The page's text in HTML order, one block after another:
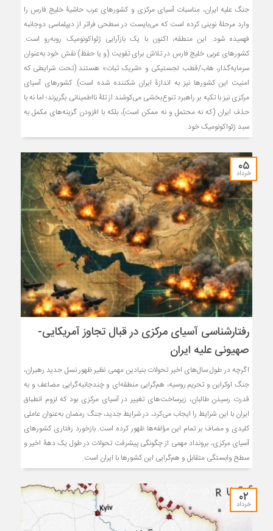
جنگ علیه ایران، مناسبات آسیای مرکزی و کشورهای عرب حاشیۀ خلیج فارس را
وارد مرحلۀ نوینی کرده است که می‌بایست در سطحی فراتر از دیپلماسی دوجانبه
فهمیده شود. این منطقه، اکنون با یک بازآرایی ژئواکونومیک روبه‌رو است.
کشورهای عربی خلیج فارس در تلاش برای تقویت (و یا حفظ) نقش خود به‌عنوان
سرمایه‌گذار، هاب/قطب لجستیکی و «شریک ثبات» هستند (تحت شرایطی که
امنیت این کشورها نیز به اندازۀ ایران شکننده شده است). کشورهای آسیای
مرکزی نیز با تکیه بر راهبرد تنوع‌بخشی می‌کوشند از تلۀ نااطمینانی بگریزند؛ اما نه با
حذف ایران (که نه محتمل و نه ممکن است)، بلکه با افزودن گزینه‌های مکمل به
سبد ژئواکونومیک خود.
۰۵
خرداد
رفتارشناسی آسیای مرکزی در قبال تجاوز آمریکایی-
صهیونی علیه ایران
اگرچه در طول سال‌های اخیر تحولات بنیادین مهمی نظیر ظهور نسل جدید رهبران،
جنگ اوکراین و تحریم روسیه، هم‌گرایی منطقه‌ای و چندجانبه‌گرایی مضاعف و به
قدرت رسیدن طالبان، زیرساخت‌های تغییر در آسیای مرکزی بود که لزوم انطباق
ایران با این شرایط را ایجاب می‌کرد، در شرایط جدید، جنگ رمضان به‌عنوان عاملی
کلیدی و مضاف بر تمام این مؤلفه‌ها ظهور کرده است. بازخورد رفتاری کشورهای
آسیای مرکزی، برونداد مهمی از چگونگی پیشرفت تحولات در طول یک دهۀ اخیر و
سطح وابستگی متقابل و هم‌گرایی این کشورها با ایران است.
۰۲
خرداد